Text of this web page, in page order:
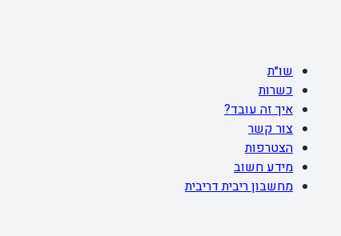
שו״ת
כשרות
איך זה עובד?
צור קשר
הצטרפות
מידע חשוב
מחשבון ריבית דריבית